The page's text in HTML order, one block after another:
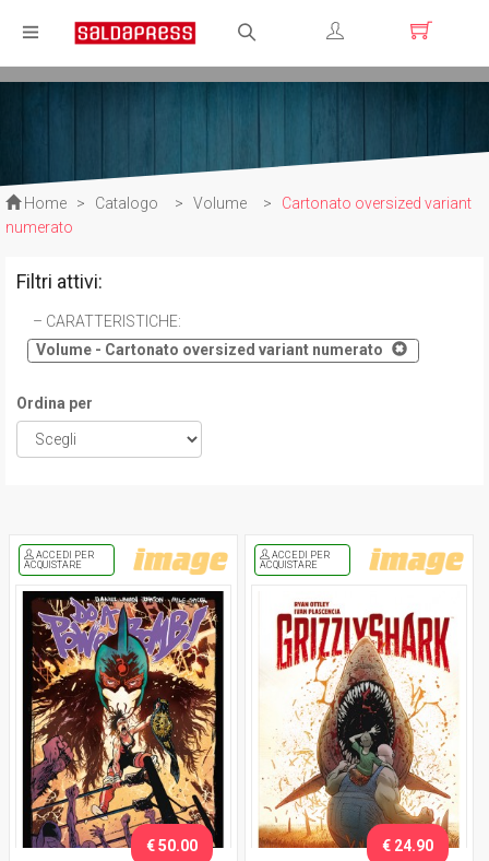
Registrati
Home > Catalogo > Volume >
Cartonato oversized variant
numerato
Filtri attivi:
CARATTERISTICHE:
Volume - Cartonato oversized variant numerato
Ordina per
ACCEDI PER
ACQUISTARE
€ 50.00
ACCEDI PER
ACQUISTARE
€ 24.90